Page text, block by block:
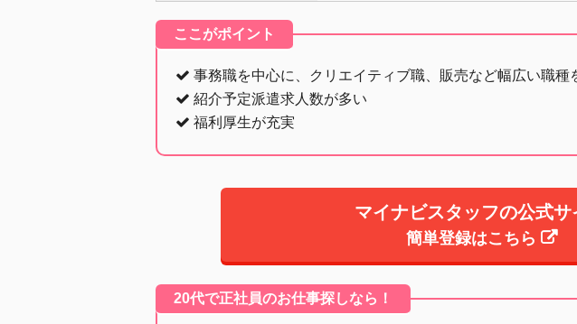
ここがポイント
事務職を中心に、クリエイティブ職、販売など幅広い職種
紹介予定派遣求人数が多い
福利厚生が充実
マイナビスタッフの公式サ
簡単登録はこちら
20代で正社員のお仕事探しなら！